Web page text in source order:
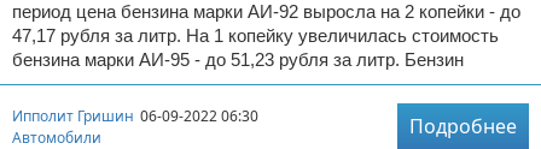
период цена бензина марки АИ-92 выросла на 2 копейки - до
47,17 рубля за литр. На 1 копейку увеличилась стоимость
бензина марки АИ-95 - до 51,23 рубля за литр. Бензин
Ипполит Гришин 06-09-2022 06:30
Автомобили
Подробнее